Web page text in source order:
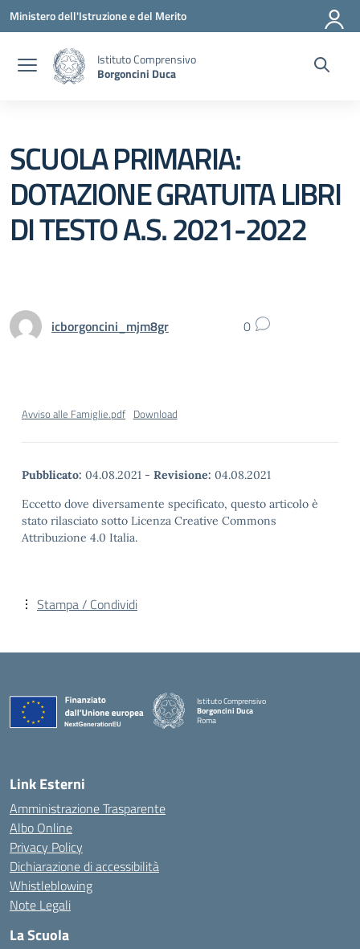
Vai ai contenuti
Vai al menu di navigazione
Vai al footer
Ministero dell'Istruzione e del Merito
Istituto Comprensivo
Borgoncini Duca
SCUOLA PRIMARIA:
DOTAZIONE GRATUITA LIBRI
DI TESTO A.S. 2021-2022
icborgoncini_mjm8gr 0
Avviso alle Famiglie.pdf Download
Pubblicato: 04.08.2021 - Revisione: 04.08.2021
Eccetto dove diversamente specificato, questo articolo è
stato rilasciato sotto Licenza Creative Commons
Attribuzione 4.0 Italia.
Stampa / Condividi
Istituto Comprensivo
Borgoncini Duca
Roma
Link Esterni
Amministrazione Trasparente
Albo Online
Privacy Policy
Dichiarazione di accessibilità
Whistleblowing
Note Legali
La Scuola